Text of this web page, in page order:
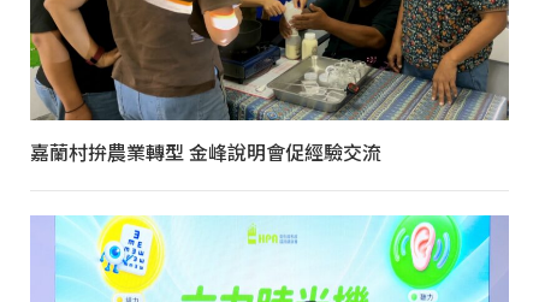
嘉蘭村拚農業轉型 金峰說明會促經驗交流